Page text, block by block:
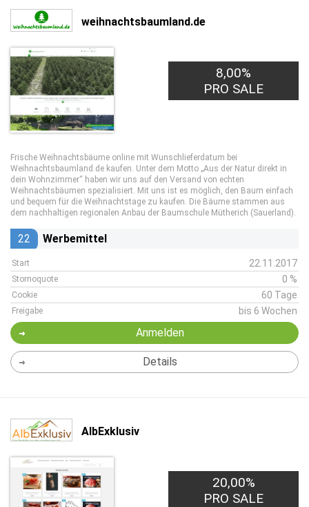
weihnachtsbaumland.de
8,00%
PRO SALE
Frische Weihnachtsbäume online mit Wunschlieferdatum bei
Weihnachtsbaumland.de kaufen. Unter dem Motto „Aus der Natur direkt in
dein Wohnzimmer“ haben wir uns auf den Versand von echten
Weihnachtsbäumen spezialisiert. Mit uns ist es möglich, den Baum einfach
und bequem für die Weihnachtstage zu kaufen. Die Bäume stammen aus
dem nachhaltigen regionalen Anbau der Baumschule Mütherich (Sauerland).
22 Werbemittel
Start 22.11.2017
Stornoquote 0 %
Cookie 60 Tage
Freigabe bis 6 Wochen
Anmelden
Details
AlbExklusiv
20,00%
PRO SALE